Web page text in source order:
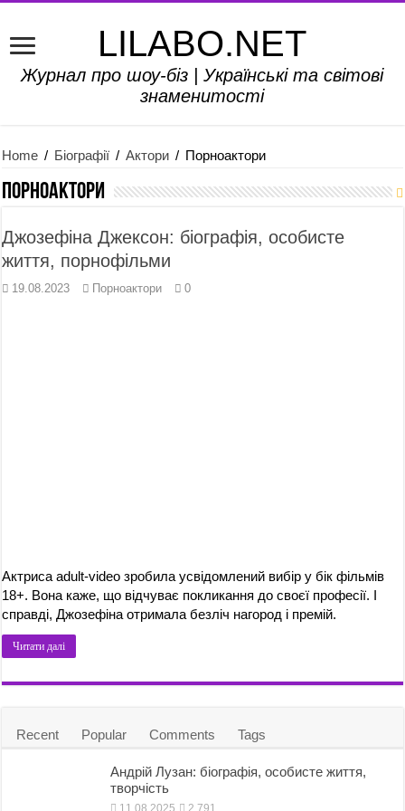
LILABO.NET
Журнал про шоу-біз | Українські та світові
знаменитості
Home / Біографії / Актори / Порноактори
Порноактори
Джозефіна Джексон: біографія, особисте
життя, порнофільми
19.08.2023 Порноактори 0
Актриса adult-video зробила усвідомлений вибір у бік фільмів
18+. Вона каже, що відчуває покликання до своєї професії. І
справді, Джозефіна отримала безліч нагород і премій.
Читати далі
Recent Popular Comments Tags
Андрій Лузан: біографія, особисте життя,
творчість
11.08.2025 2,791